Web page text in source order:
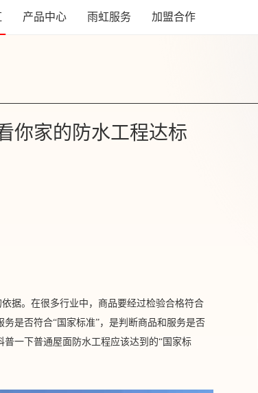
产品中心 雨虹服务 加盟合作
你家的防水工程达标
据。在很多行业中，商品要经过检验合格符合
是否符合“国家标准”，是判断商品和服务是否
一下普通屋面防水工程应该达到的“国家标